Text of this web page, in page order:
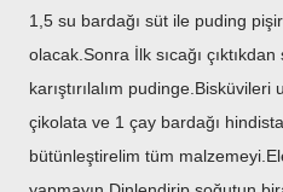
1,5 su bardağı süt ile puding
olacak.Sonra İlk sıcağı
karıştırılalım pudinge.Bisküvileri
çikolata ve 1 çay bardağı
bütünleştirelim tüm